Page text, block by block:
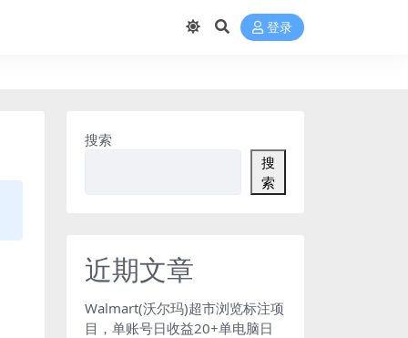
登录
搜索
搜
索
近期文章
Walmart(沃尔玛)超市浏览标注项
目，单账号日收益20+单电脑日